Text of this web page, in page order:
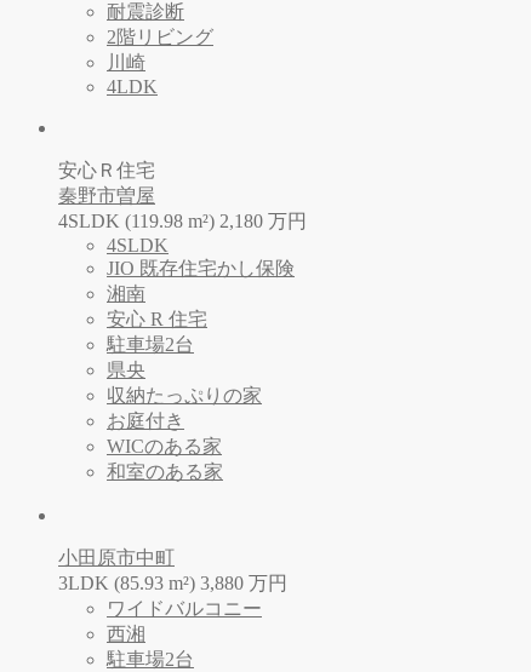
耐震診断
2階リビング
川崎
4LDK
安心Ｒ住宅
秦野市曽屋
4SLDK (119.98 m²) 2,180 万円
4SLDK
JIO 既存住宅かし保険
湘南
安心 R 住宅
駐車場2台
県央
収納たっぷりの家
お庭付き
WICのある家
和室のある家
小田原市中町
3LDK (85.93 m²) 3,880 万円
ワイドバルコニー
西湘
駐車場2台